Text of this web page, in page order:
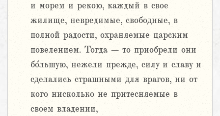
и морем и рекою, каждый в свое
жилище, невредимые, свободные, в
полной радости, охраняемые царским
повелением. Тогда – то приобрели они
бо́льшую, нежели прежде, силу и славу и
сделались страшными для врагов, ни от
кого нисколько не притесняемые в
своем владении,